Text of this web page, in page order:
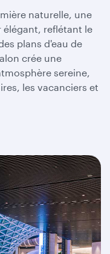
naturelle, une
reflétant le
plans d'eau de
crée une
sereine,
les vacanciers et